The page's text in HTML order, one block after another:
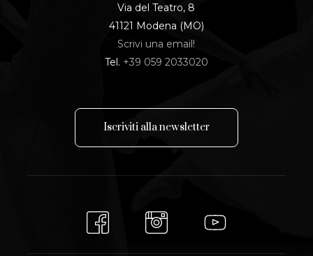
Via del Teatro, 8
41121 Modena (MO)
Scrivi una email!
Tel. +39 059 2033020
Iscriviti allanewsletter